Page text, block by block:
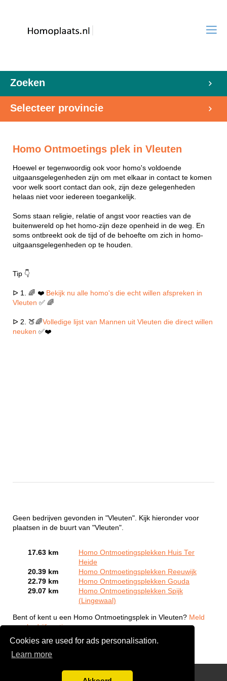
Cookies are used for ads personalisation.
Learn more
Zoeken
Selecteer provincie
Homo Ontmoetings plek in Vleuten
Hoewel er tegenwoordig ook voor homo's voldoende
uitgaansgelegenheden zijn om met elkaar in contact te komen
voor welk soort contact dan ook, zijn deze gelegenheden
helaas niet voor iedereen toegankelijk.
Soms staan religie, relatie of angst voor reacties van de
buitenwereld op het homo-zijn deze openheid in de weg. En
soms ontbreekt ook de tijd of de behoefte om zich in homo-
uitgaansgelegenheden op te houden.
Tip 👇
ᐅ 1. 🌈 ❤️ Bekijk nu alle homo's die echt willen afspreken in
Vleuten ✅ 🌈
ᐅ 2. 🍑🌈Volledige lijst van Mannen uit Vleuten die direct willen
neuken ✅❤️
Geen bedrijven gevonden in "Vleuten". Kijk hieronder voor
plaatsen in de buurt van "Vleuten".
17.63 km
Homo Ontmoetingsplekken Huis Ter
Heide
20.39 km
Homo Ontmoetingsplekken Reeuwijk
22.79 km
Homo Ontmoetingsplekken Gouda
29.07 km
Homo Ontmoetingsplekken Spijk
(Lingewaal)
Bent of kent u een Homo Ontmoetingsplek in Vleuten? Meld
een bedrijf gratis aan